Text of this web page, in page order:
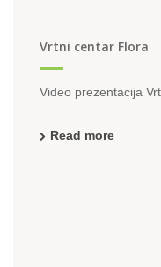
Vrtni centar Flora
Video prezentacija
Read more